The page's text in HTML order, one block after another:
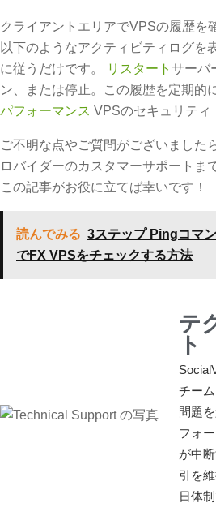
クライアントエリアでVPSの履歴を
以下のようなアクティビティログを
に従うだけです。
リスタート サーバ
ン、または停止。この履歴を定期的
パフォーマンス VPSのセキュリティ
ご不明な点やご質問がございました
ロバイダーのカスタマーサポートま
この記事がお役に立てば幸いです！
読んでみる 3ステップ Pingコマ
でFX VPSをチェックする方法
テ
ト
チー
問題
フォ
が中
引を
日体